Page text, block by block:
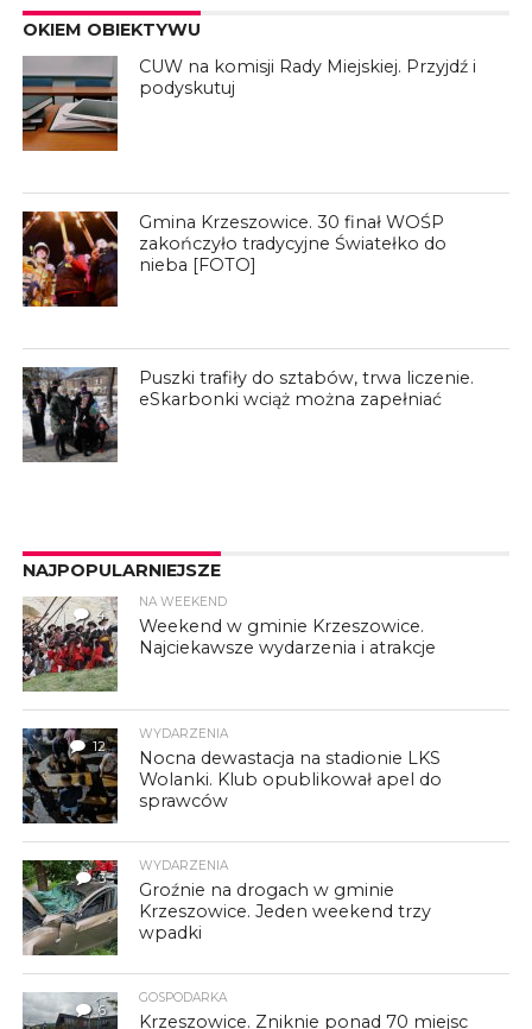
OKIEM OBIEKTYWU
CUW na komisji Rady Miejskiej. Przyjdź i
podyskutuj
Gmina Krzeszowice. 30 finał WOŚP
zakończyło tradycyjne Światełko do
nieba [FOTO]
Puszki trafiły do sztabów, trwa liczenie.
eSkarbonki wciąż można zapełniać
NAJPOPULARNIEJSZE
4
NA WEEKEND
Weekend w gminie Krzeszowice.
Najciekawsze wydarzenia i atrakcje
12
WYDARZENIA
Nocna dewastacja na stadionie LKS
Wolanki. Klub opublikował apel do
sprawców
3
WYDARZENIA
Groźnie na drogach w gminie
Krzeszowice. Jeden weekend trzy
wpadki
6
GOSPODARKA
Krzeszowice. Zniknie ponad 70 miejsc